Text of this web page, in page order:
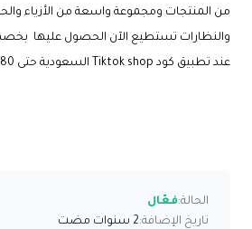
من المنتجات ومجموعة واسعة من الأزياء
عند تطبيق كود Tiktok shop السعودية حتى 80% على كل المنتجات
الحالة:فعّال
تاريخ الإضافة:2 سنوات مضت